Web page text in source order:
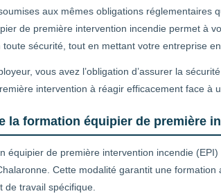
aux mêmes obligations réglementaires
de première intervention incendie permet à
toute sécurité, tout en mettant votre entreprise
vous avez l’obligation d’assurer la
intervention à réagir efficacement face à
la formation équipier de première
équipier de première intervention incendie
Cette modalité garantit une
de travail spécifique.